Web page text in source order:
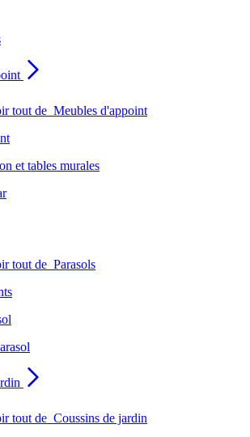
tout de Meubles d'appoint
et tables murales
tout de Parasols
tout de Coussins de jardin